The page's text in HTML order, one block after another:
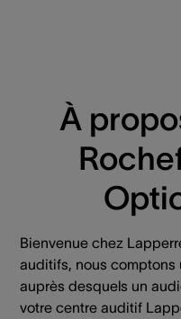
À
Bienvenue chez
auditifs, nous comptons
auprès desquels un
votre centre auditif